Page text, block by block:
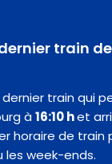
train
train qui
à16:10 het
horaire de
les week-ends.